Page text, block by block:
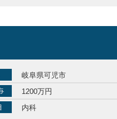
岐阜県可児市
1200万円
内科